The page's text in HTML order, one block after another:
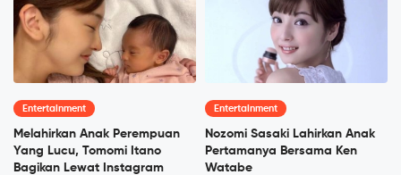
Entertainment
Melahirkan Anak Perempuan
Yang Lucu, Tomomi Itano
Bagikan Lewat Instagram
Entertainment
Nozomi Sasaki Lahirkan Anak
Pertamanya Bersama Ken
Watabe